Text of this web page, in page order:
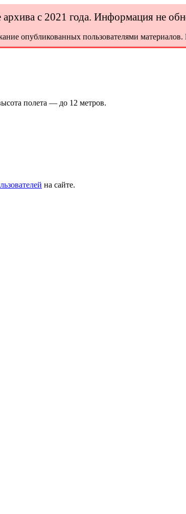
архива с 2021 года. Информация не
опубликованных пользователями
полета — до 12 метров.
на сайте.